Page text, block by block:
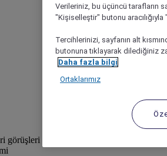
görüşleri
Verileriniz, bu üçüncü tarafların
"Kişiselleştir" butonu
Tercihlerinizi, sayfanın alt
butonuna tıklayarak dilediğiniz
Daha fazla bilgi
Ortaklarımız